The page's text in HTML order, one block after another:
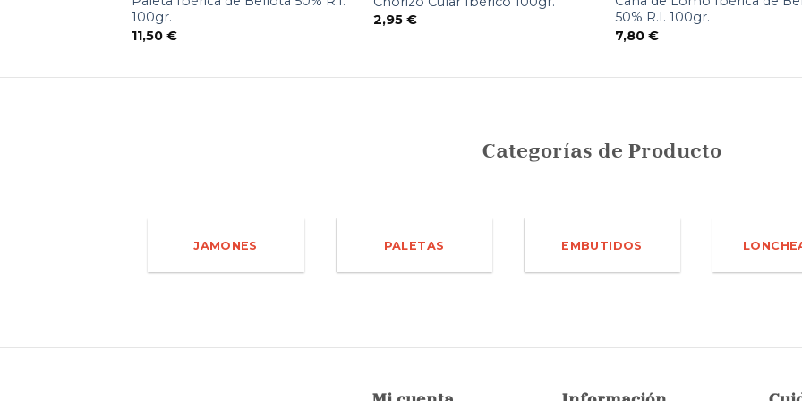
100gr.
11,50 €
2,95€
50% R.I. 100gr.
7,80€
Categorías de Producto
JAMONES PALETAS EMBUTIDOS